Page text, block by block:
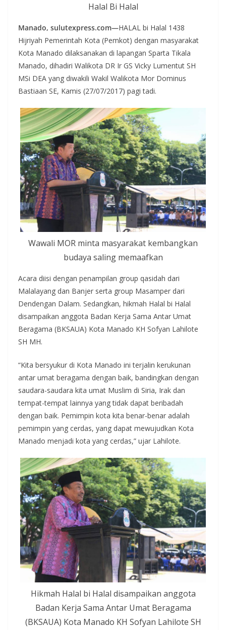
Halal Bi Halal
Manado, sulutexpress.com—HALAL bi Halal 1438
Hijriyah Pemerintah Kota (Pemkot) dengan masyarakat
Kota Manado dilaksanakan di lapangan Sparta Tikala
Manado, dihadiri Walikota DR Ir GS Vicky Lumentut SH
MSi DEA yang diwakili Wakil Walikota Mor Dominus
Bastiaan SE, Kamis (27/07/2017) pagi tadi.
Wawali MOR minta masyarakat kembangkan
budaya saling memaafkan
Acara diisi dengan penampilan group qasidah dari
Malalayang dan Banjer serta group Masamper dari
Dendengan Dalam. Sedangkan, hikmah Halal bi Halal
disampaikan anggota Badan Kerja Sama Antar Umat
Beragama (BKSAUA) Kota Manado KH Sofyan Lahilote
SH MH.
“Kita bersyukur di Kota Manado ini terjalin kerukunan
antar umat beragama dengan baik, bandingkan dengan
saudara-saudara kita umat Muslim di Siria, Irak dan
tempat-tempat lainnya yang tidak dapat beribadah
dengan baik. Pemimpin kota kita benar-benar adalah
pemimpin yang cerdas, yang dapat mewujudkan Kota
Manado menjadi kota yang cerdas,” ujar Lahilote.
Hikmah Halal bi Halal disampaikan anggota
Badan Kerja Sama Antar Umat Beragama
(BKSAUA) Kota Manado KH Sofyan Lahilote SH